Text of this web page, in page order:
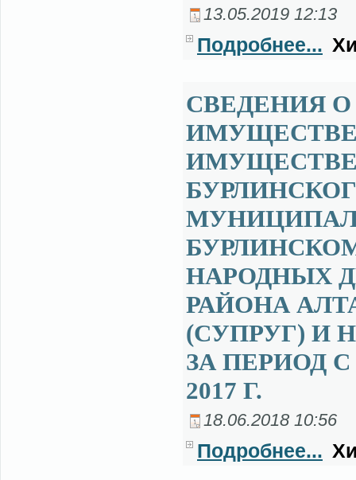
13.05.2019 12:13
Подробнее...
СВЕДЕНИЯ О
ИМУЩЕСТВЕ
НАРОДНЫХ
РАЙОНА
(СУПРУГ) И
ЗА ПЕРИОД С
2017 Г.
18.06.2018 10:56
Подробнее...